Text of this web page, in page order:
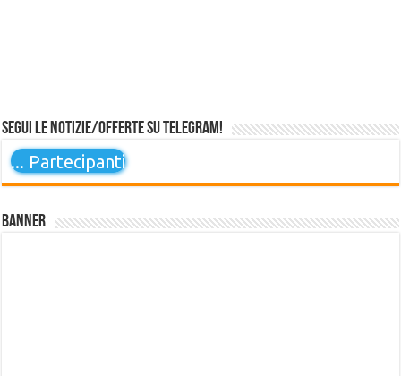
Segui le notizie/offerte su Telegram!
... Partecipanti
Banner